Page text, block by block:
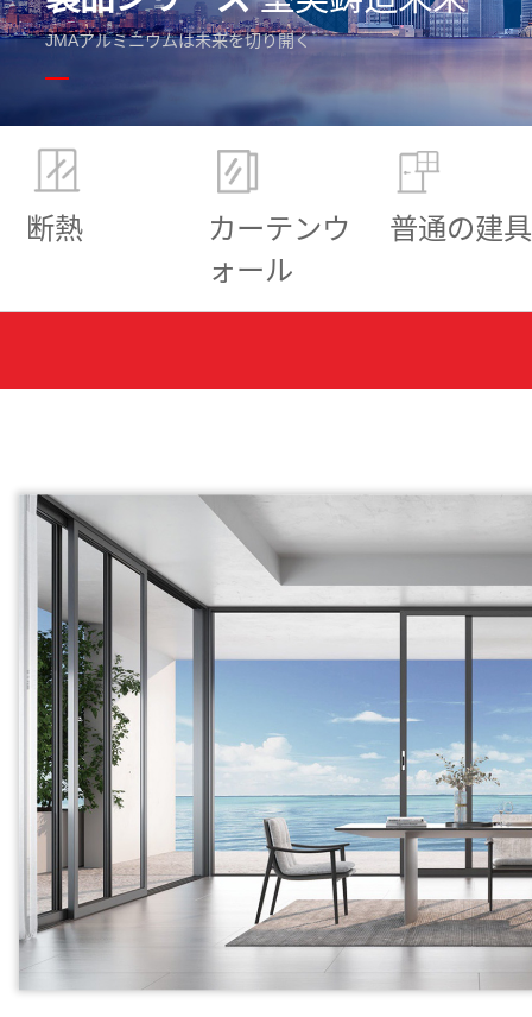
JMAアルミニウムは未来を切り開く
断熱
カーテンウ
ォール
普通の建具